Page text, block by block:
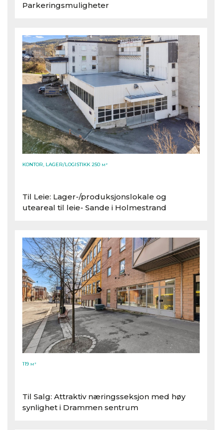
Parkeringsmuligheter
KONTOR, LAGER/LOGISTIKK 250 M²
Til Leie: Lager-/​produksjonslokale og
uteareal til leie- Sande i Holmestrand
119 M²
Til Salg: Attraktiv næringsseksjon med høy
synlighet i Drammen sentrum